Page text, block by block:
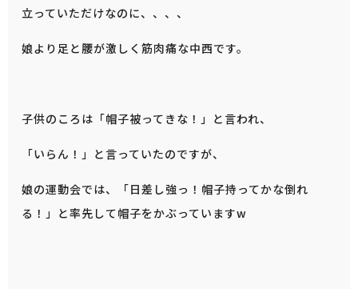
立っていただけなのに、、、、
娘より足と腰が激しく筋肉痛な中西です。
子供のころは「帽子被ってきな！」と言われ、
「いらん！」と言っていたのですが、
娘の運動会では、「日差し強っ！帽子持ってかな倒れ
る！」と率先して帽子をかぶっていますw